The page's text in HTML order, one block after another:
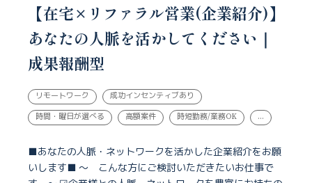
【在宅×リファラル営業(企業紹介)】
あなたの人脈を活かしてください｜
成果報酬型
リモートワーク 成功インセンティブあり
時間・曜日が選べる 高額案件 時短勤務/業務OK ...
■あなたの人脈・ネットワークを活かした企業紹介をお願
いします■ ～ こんな方にご検討いただきたいお仕事で